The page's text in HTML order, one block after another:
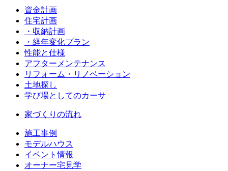
資金計画
住宅計画
・収納計画
・経年変化プラン
性能と仕様
アフターメンテナンス
リフォーム・リノベーション
土地探し
学び場としてのカーサ
家づくりの流れ
施工事例
モデルハウス
イベント情報
オーナー宅見学